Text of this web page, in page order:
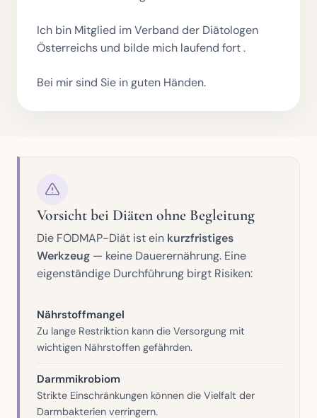
Ich bin Mitglied imVerband der Diätologen
Österreichs und bilde mich laufend fort.
Bei mir sind Sie in guten Händen.
Vorsicht bei Diäten ohne Begleitung
Die FODMAP-Diät ist ein kurzfristiges
Werkzeug — keine Dauerernährung. Eine
eigenständige Durchführung birgt Risiken:
Nährstoffmangel
Zu lange Restriktion kann die Versorgung mit
wichtigen Nährstoffen gefährden.
Darmmikrobiom
Strikte Einschränkungen können die Vielfalt der
Darmbakterien verringern.